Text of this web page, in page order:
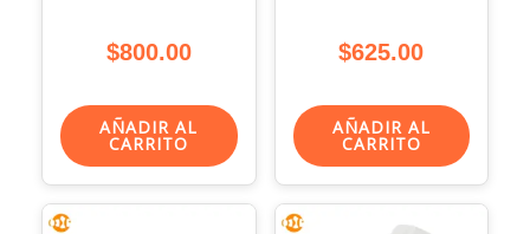
$800.00
AÑADIR AL
CARRITO
$625.00
AÑADIR AL
CARRITO